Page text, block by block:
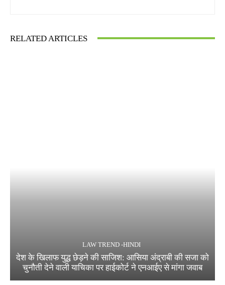
RELATED ARTICLES
LAW TREND -HINDI
देश के खिलाफ युद्ध छेड़ने की साजिश: आसिया अंद्राबी की सजा को
चुनौती देने वाली याचिका पर हाईकोर्ट ने एनआईए से मांगा जवाब